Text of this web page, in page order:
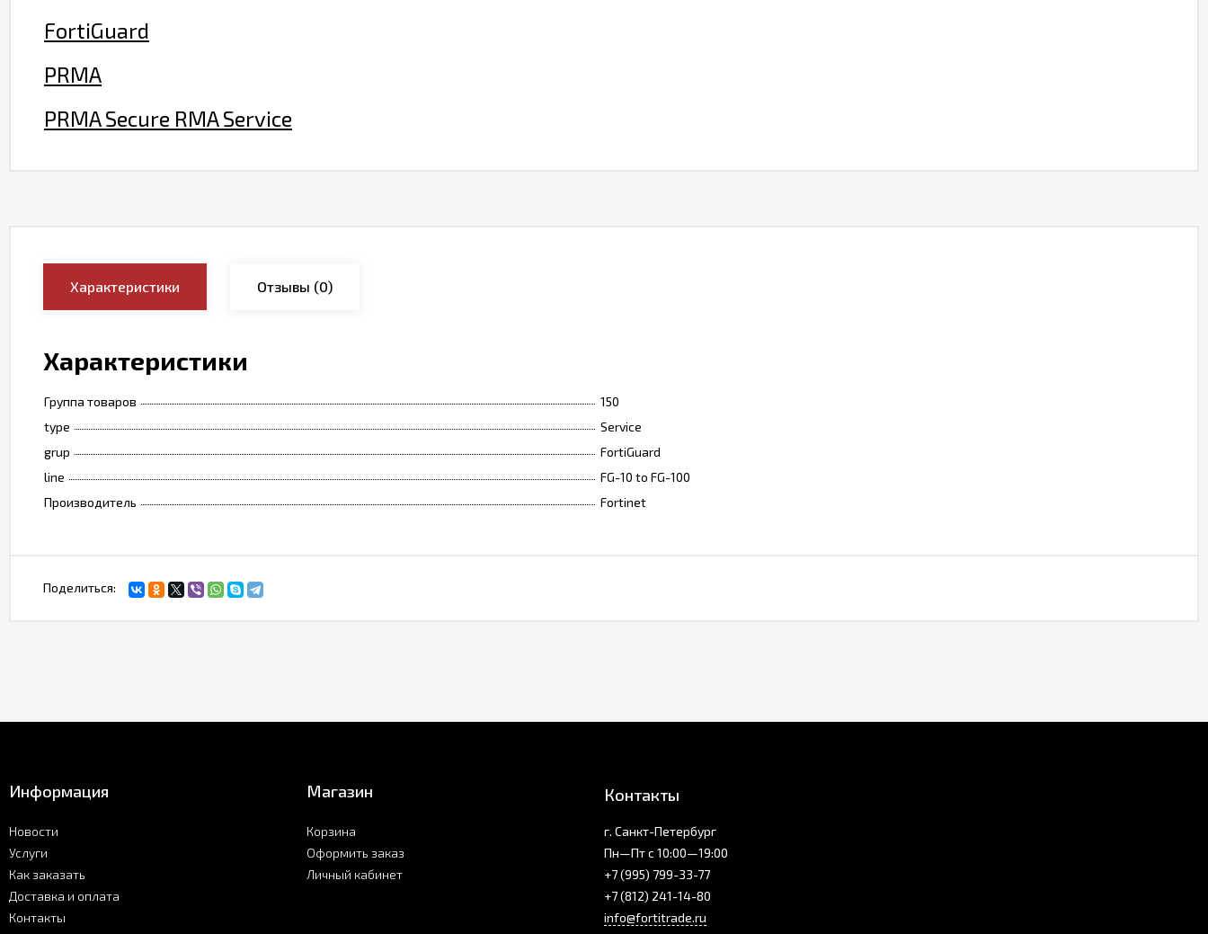
FortiGuard
PRMA
PRMA Secure RMA Service
Характеристики Отзывы (0)
Характеристики
Группа товаров
150
type
Service
grup
FortiGuard
line
FG-10 to FG-100
Производитель
Fortinet
Поделиться:
Информация
Новости
Услуги
Как заказать
Доставка и оплата
Контакты
Магазин
Корзина
Оформить заказ
Личный кабинет
Контакты
г. Санкт-Петербург
Пн—Пт с 10:00—19:00
+7 (995) 799-33-77
+7 (812) 241-14-80
info@fortitrade.ru